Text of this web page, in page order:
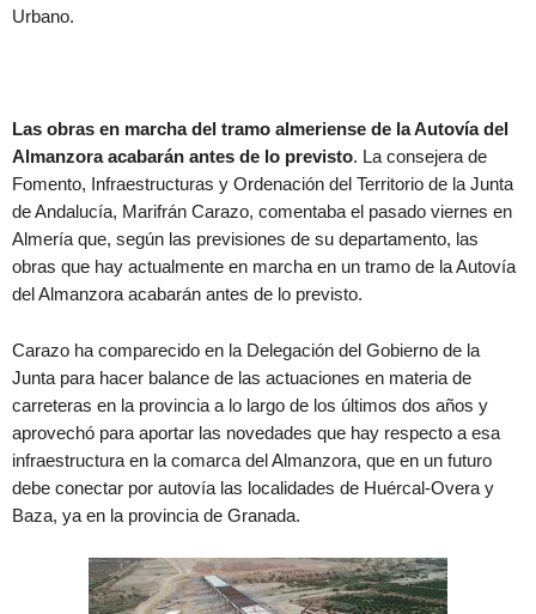
Urbano.
Las obras en marcha del tramo almeriense de la Autovía del
Almanzora acabarán antes de lo previsto. La consejera de
Fomento, Infraestructuras y Ordenación del Territorio de la Junta
de Andalucía, Marifrán Carazo, comentaba el pasado viernes en
Almería que, según las previsiones de su departamento, las
obras que hay actualmente en marcha en un tramo de la Autovía
del Almanzora acabarán antes de lo previsto.
Carazo ha comparecido en la Delegación del Gobierno de la
Junta para hacer balance de las actuaciones en materia de
carreteras en la provincia a lo largo de los últimos dos años y
aprovechó para aportar las novedades que hay respecto a esa
infraestructura en la comarca del Almanzora, que en un futuro
debe conectar por autovía las localidades de Huércal-Overa y
Baza, ya en la provincia de Granada.